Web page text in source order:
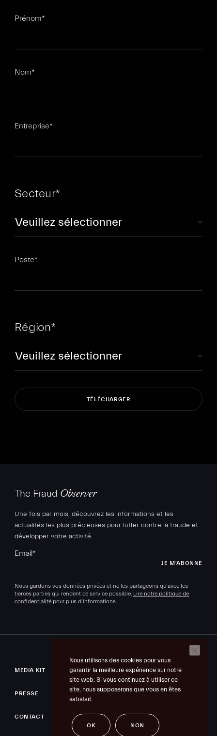
Prénom*
Nom*
Entreprise*
Secteur*
Poste*
Région*
The Fraud Observer
Une fois par mois, découvrez les informations et les
actualités les plus précieuses pour lutter contre la fraude et
développer votre activité.
Email*
Nous gardons vos données privées et ne les partageons qu’avec les
tierces parties qui rendent ce service possible. Lire notre politique de
confidentialité pour plus d’informations.
MEDIA KIT
PRESSE
CONTACT
Nous utilisons des cookies pour vous
garantir la meilleure expérience sur notre
site web. Si vous continuez à utiliser ce
site, nous supposerons que vous en êtes
satisfait.
OK NON